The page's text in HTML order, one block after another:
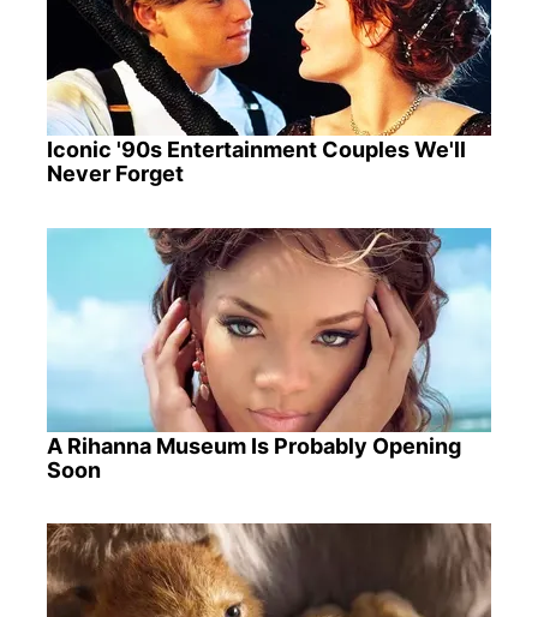
Iconic '90s Entertainment Couples We'll
Never Forget
A Rihanna Museum Is Probably Opening
Soon